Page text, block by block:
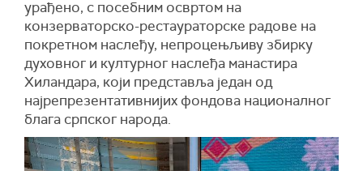
урађено, с посебним освртом на
конзерваторско-рестаураторске радове на
покретном наслеђу, непроцењљиву збирку
духовног и културног наслеђа манастира
Хиландара, који представља један од
најрепрезентативнијих фондова националног
блага српског народа.